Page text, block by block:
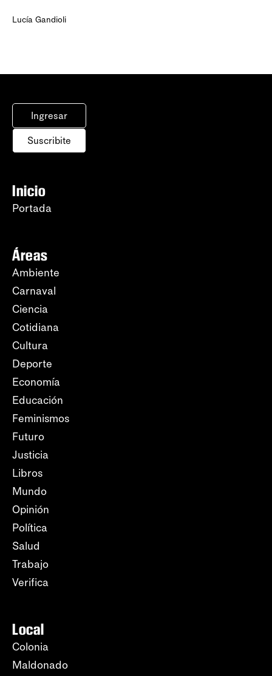
Lucía Gandioli
Ingresar
Suscribite
Inicio
Portada
Áreas
Ambiente
Carnaval
Ciencia
Cotidiana
Cultura
Deporte
Economía
Educación
Feminismos
Futuro
Justicia
Libros
Mundo
Opinión
Política
Salud
Trabajo
Verifica
Local
Colonia
Maldonado